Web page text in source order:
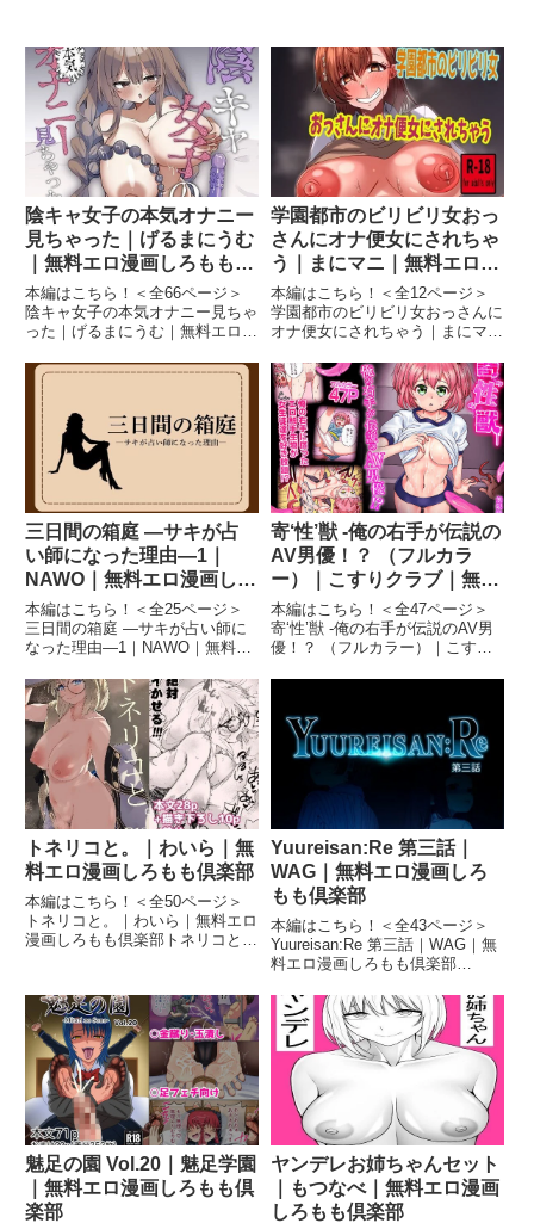
陰キャ女子の本気オナニー
見ちゃった｜げるまにうむ
｜無料エロ漫画しろもも倶
楽部
本編はこちら！＜全66ページ＞
陰キャ女子の本気オナニー見ちゃ
った｜げるまにうむ｜無料エロ漫
気オナニー見ちゃった 画像1陰キ
ャ女子の本気オナニー見ちゃった
画像2陰キャ女子の本気オナニー
見ちゃった 画像3続きを読...
学園都市のビリビリ女おっ
さんにオナ便女にされちゃ
う｜まにマニ｜無料エロ漫
画しろもも倶楽部
本編はこちら！＜全12ページ＞
学園都市のビリビリ女おっさんに
オナ便女にされちゃう｜まにマニ
園都市のビリビリ女おっさんにオ
ナ便女にされちゃう 画像1学園都
市のビリビリ女おっさんにオナ便
女にされちゃう 画像2学園都...
三日間の箱庭 ―サキが占
い師になった理由―1｜
NAWO｜無料エロ漫画しろ
もも倶楽部
本編はこちら！＜全25ページ＞
三日間の箱庭 ―サキが占い師に
なった理由―1｜NAWO｜無料エ
庭 ―サキが占い師になった理由
―1 画像1三日間の箱庭 ―サキが
占い師になった理由―1 画像2三
日間の箱庭 ―サキが占...
寄‘性’獣 -俺の右手が伝説の
AV男優！？ （フルカラ
ー）｜こすりクラブ｜無料
エロ漫画しろもも倶楽部
本編はこちら！＜全47ページ＞
寄‘性’獣 -俺の右手が伝説のAV男
優！？ （フルカラー）｜こすり
楽部寄‘性’獣 -俺の右手が伝説の
1寄‘性’獣 -俺の右手が伝説のAV男
優！？ ...
トネリコと。｜わいら｜無
料エロ漫画しろもも倶楽部
本編はこちら！＜全50ページ＞
トネリコと。｜わいら｜無料エロ
漫画しろもも倶楽部トネリコと。
トネリコと。 画像5トネリコと。
画像6トネリコと。 画像7続きを
読む＜全50ペー...
Yuureisan:Re 第三話｜
WAG｜無料エロ漫画しろ
もも倶楽部
本編はこちら！＜全43ページ＞
Yuureisan:Re 第三話｜WAG｜無
料エロ漫画しろもも倶楽部
1Yuureisan:Re 第三話 画像
2Yuureisan:Re 第三話 画像
3Yuureisan:R...
魅足の園 Vol.20｜魅足学園
｜無料エロ漫画しろもも倶
楽部
ヤンデレお姉ちゃんセット
｜もつなべ｜無料エロ漫画
しろもも倶楽部